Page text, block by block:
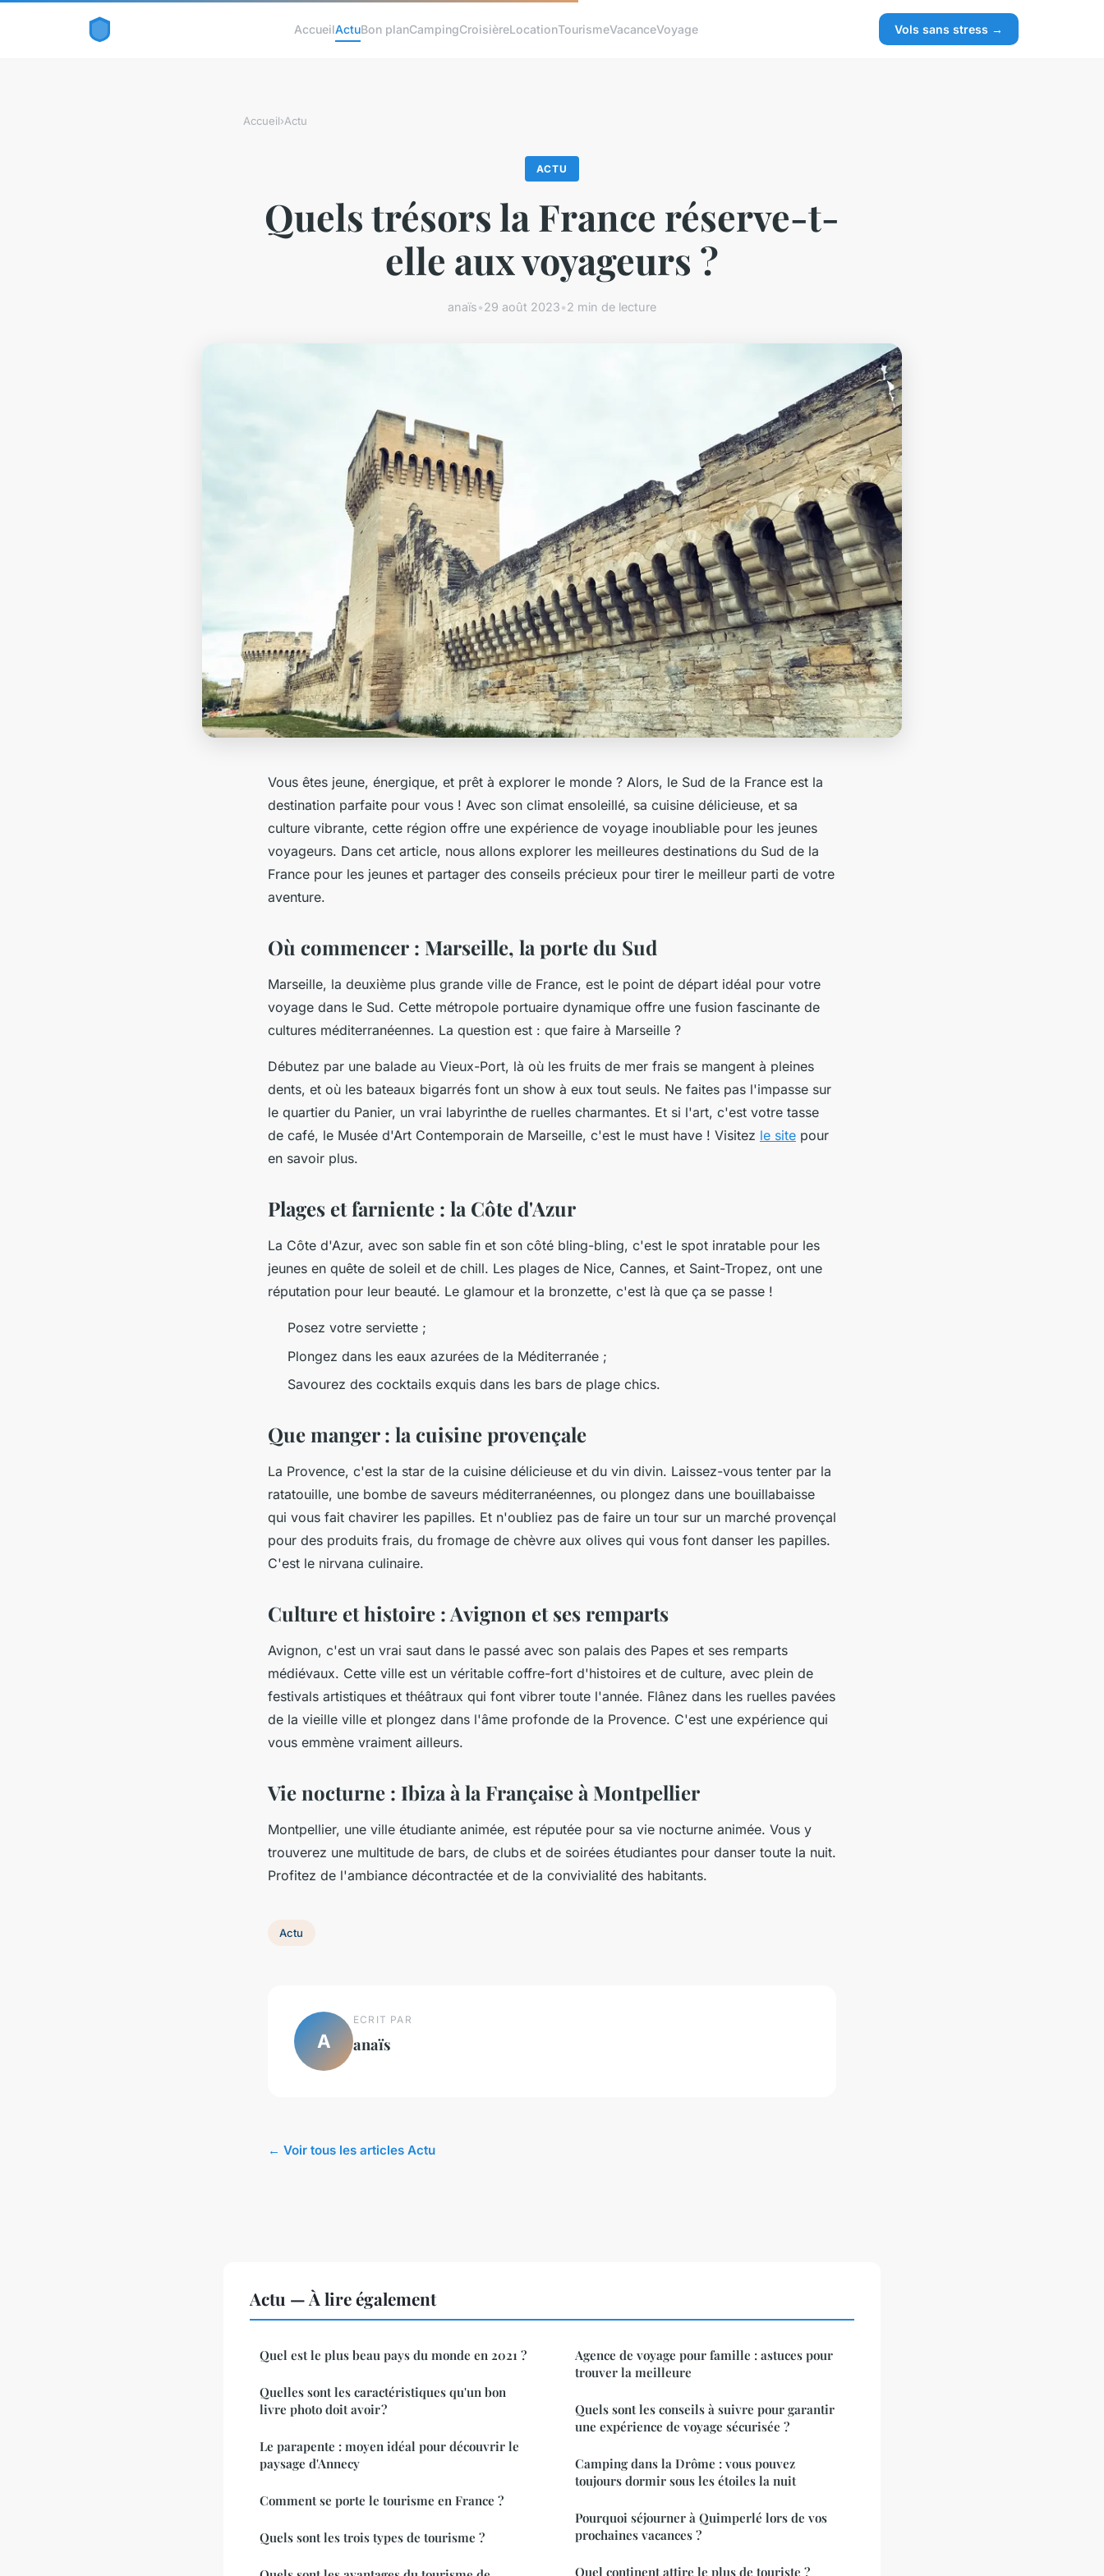
AccueilActuBon planCampingCroisièreLocationTourismeVacanceVoyage Vols sans stress →
Accueil›Actu
ACTU
Quels trésors la France réserve-t-
elle aux voyageurs ?
anaïs•29 août 2023•2 min de lecture
Vous êtes jeune, énergique, et prêt à explorer le monde ? Alors, le Sud de la France est la
destination parfaite pour vous ! Avec son climat ensoleillé, sa cuisine délicieuse, et sa
culture vibrante, cette région offre une expérience de voyage inoubliable pour les jeunes
voyageurs. Dans cet article, nous allons explorer les meilleures destinations du Sud de la
France pour les jeunes et partager des conseils précieux pour tirer le meilleur parti de votre
aventure.
Où commencer : Marseille, la porte du Sud
Marseille, la deuxième plus grande ville de France, est le point de départ idéal pour votre
voyage dans le Sud. Cette métropole portuaire dynamique offre une fusion fascinante de
cultures méditerranéennes. La question est : que faire à Marseille ?
Débutez par une balade au Vieux-Port, là où les fruits de mer frais se mangent à pleines
dents, et où les bateaux bigarrés font un show à eux tout seuls. Ne faites pas l'impasse sur
le quartier du Panier, un vrai labyrinthe de ruelles charmantes. Et si l'art, c'est votre tasse
de café, le Musée d'Art Contemporain de Marseille, c'est le must have ! Visitez le site pour
en savoir plus.
Plages et farniente : la Côte d'Azur
La Côte d'Azur, avec son sable fin et son côté bling-bling, c'est le spot inratable pour les
jeunes en quête de soleil et de chill. Les plages de Nice, Cannes, et Saint-Tropez, ont une
réputation pour leur beauté. Le glamour et la bronzette, c'est là que ça se passe !
Posez votre serviette ;
Plongez dans les eaux azurées de la Méditerranée ;
Savourez des cocktails exquis dans les bars de plage chics.
Que manger : la cuisine provençale
La Provence, c'est la star de la cuisine délicieuse et du vin divin. Laissez-vous tenter par la
ratatouille, une bombe de saveurs méditerranéennes, ou plongez dans une bouillabaisse
qui vous fait chavirer les papilles. Et n'oubliez pas de faire un tour sur un marché provençal
pour des produits frais, du fromage de chèvre aux olives qui vous font danser les papilles.
C'est le nirvana culinaire.
Culture et histoire : Avignon et ses remparts
Avignon, c'est un vrai saut dans le passé avec son palais des Papes et ses remparts
médiévaux. Cette ville est un véritable coffre-fort d'histoires et de culture, avec plein de
festivals artistiques et théâtraux qui font vibrer toute l'année. Flânez dans les ruelles pavées
de la vieille ville et plongez dans l'âme profonde de la Provence. C'est une expérience qui
vous emmène vraiment ailleurs.
Vie nocturne : Ibiza à la Française à Montpellier
Montpellier, une ville étudiante animée, est réputée pour sa vie nocturne animée. Vous y
trouverez une multitude de bars, de clubs et de soirées étudiantes pour danser toute la nuit.
Profitez de l'ambiance décontractée et de la convivialité des habitants.
Actu
A
ECRIT PAR
anaïs
← Voir tous les articles Actu
Actu — À lire également
Quel est le plus beau pays du monde en 2021 ?
Quelles sont les caractéristiques qu'un bon
livre photo doit avoir ?
Le parapente : moyen idéal pour découvrir le
paysage d'Annecy
Comment se porte le tourisme en France ?
Quels sont les trois types de tourisme ?
Agence de voyage pour famille : astuces pour
trouver la meilleure
Quels sont les conseils à suivre pour garantir
une expérience de voyage sécurisée ?
Camping dans la Drôme : vous pouvez
toujours dormir sous les étoiles la nuit
Pourquoi séjourner à Quimperlé lors de vos
prochaines vacances ?
Quel continent attire le plus de touriste ?